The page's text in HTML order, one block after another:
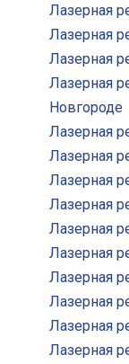
Лазерная
Лазерная
Лазерная
Лазерная
Новгороде
Лазерная
Лазерная
Лазерная
Лазерная
Лазерная
Лазерная
Лазерная
Лазерная
Лазерная
Лазерная